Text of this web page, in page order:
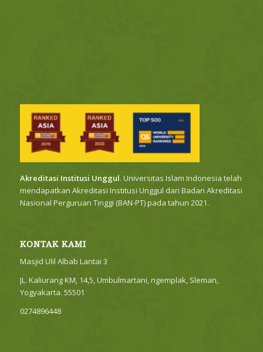
Akreditasi Institusi Unggul. Universitas Islam Indonesia telah
mendapatkan Akreditasi Institusi Unggul dari Badan Akreditasi
Nasional Perguruan Tinggi (BAN-PT) pada tahun 2021.
KONTAK KAMI
Masjid Ulil Albab Lantai 3
JL. Kaliurang KM, 14,5, Umbulmartani, ngemplak, Sleman,
Yogyakarta. 55501
0274896448